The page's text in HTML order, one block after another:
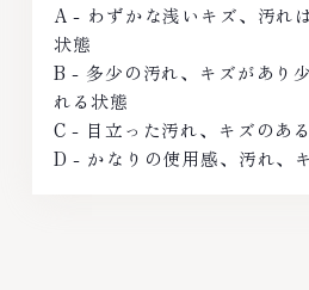
A - わずかな浅いキズ、汚れ
状態
B - 多少の汚れ、キズがあり
れる状態
C - 目立った汚れ、キズのあ
D - かなりの使用感、汚れ、